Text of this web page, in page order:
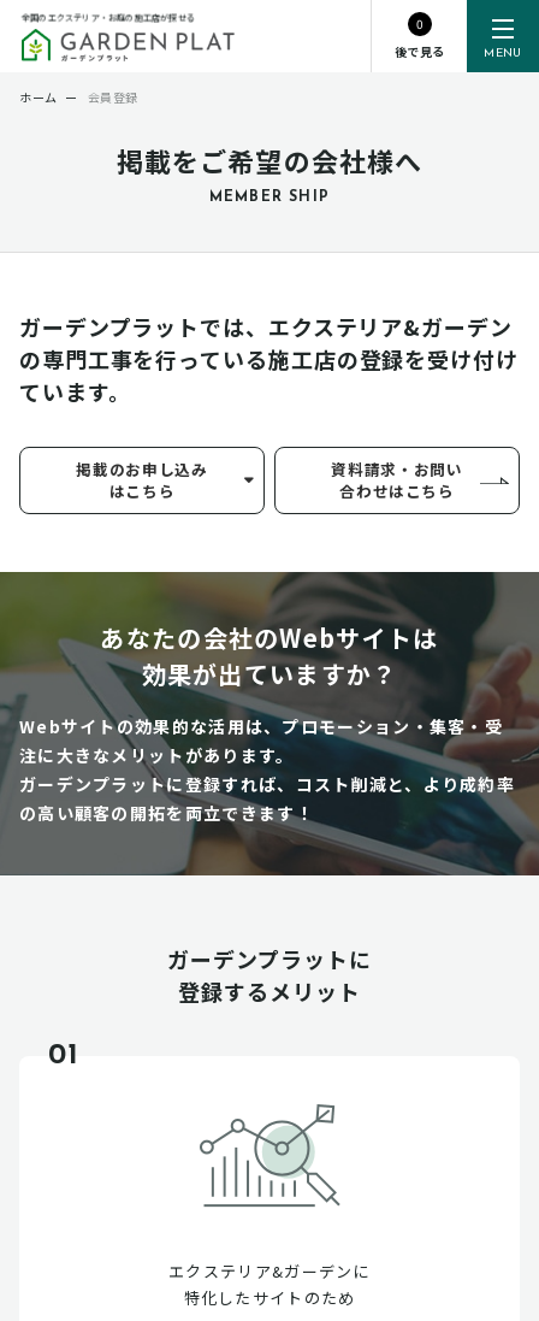
MENU
全国のエクステリア・お庭の施工店が探せる
0
後で見る
掲載をご希望の会社様へ
MEMBER SHIP
ホーム ー 会員登録
ガーデンプラットでは、エクステリア&ガーデン
の専門工事を行っている施工店の登録を受け付け
ています。
掲載のお申し込み
はこちら
資料請求・お問い
合わせはこちら
あなたの会社のWebサイトは
効果が出ていますか？
Webサイトの効果的な活用は、プロモーション・集客・受
注に大きなメリットがあります。
ガーデンプラットに登録すれば、コスト削減と、より成約率
の高い顧客の開拓を両立できます！
ガーデンプラットに
登録するメリット
01
エクステリア&ガーデンに
特化したサイトのため